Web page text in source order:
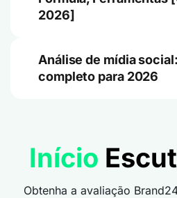
2026]
Análise de mídia
completo para 2026
Início
Obtenha a avaliação